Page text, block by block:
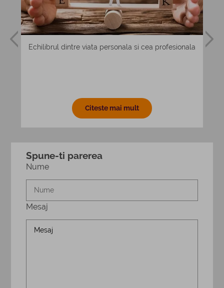
Echilibrul dintre viata personala si cea profesionala
Citeste mai mult
Spune-ti parerea
Nume
Mesaj